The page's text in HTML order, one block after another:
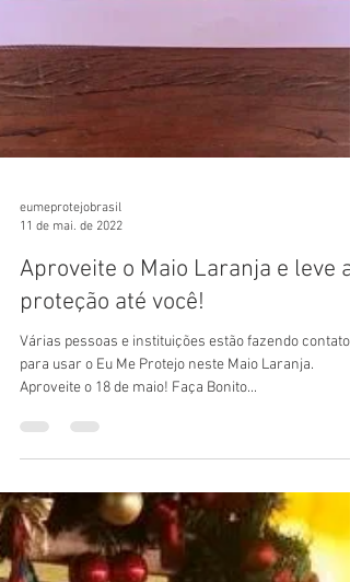
eumeprotejobrasil
11 de mai. de 2022
Aproveite o Maio Laranja e leve a
proteção até você!
Várias pessoas e instituições estão fazendo contato
para usar o Eu Me Protejo neste Maio Laranja.